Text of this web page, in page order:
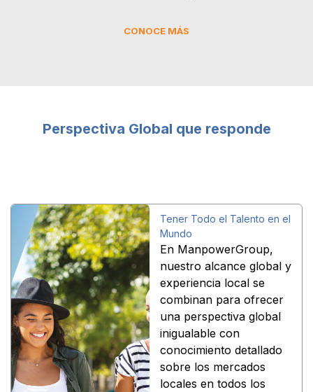
CONOCE MÁS
Perspectiva Global que responde
Tener Todo el Talento en el
Mundo
En ManpowerGroup,
nuestro alcance global y
experiencia local se
combinan para ofrecer
una perspectiva global
inigualable con
conocimiento detallado
sobre los mercados
locales en todos los